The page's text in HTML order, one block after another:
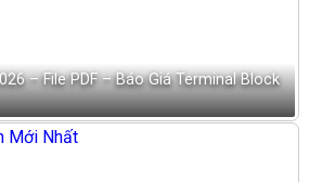
– File PDF – Báo Giá Terminal Block